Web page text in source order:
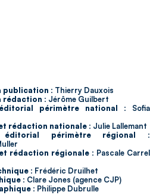
publication : Thierry Dauxois
rédaction : Jérôme Guilbert
éditorial périmètre national : Sofia
rédaction nationale : Julie Lallemant
éditorial périmètre régional :
rédaction régionale : Pascale Carrel
: Frédéric Druilhet
: Clare Jones (agence CJP)
: Philippe Dubrulle